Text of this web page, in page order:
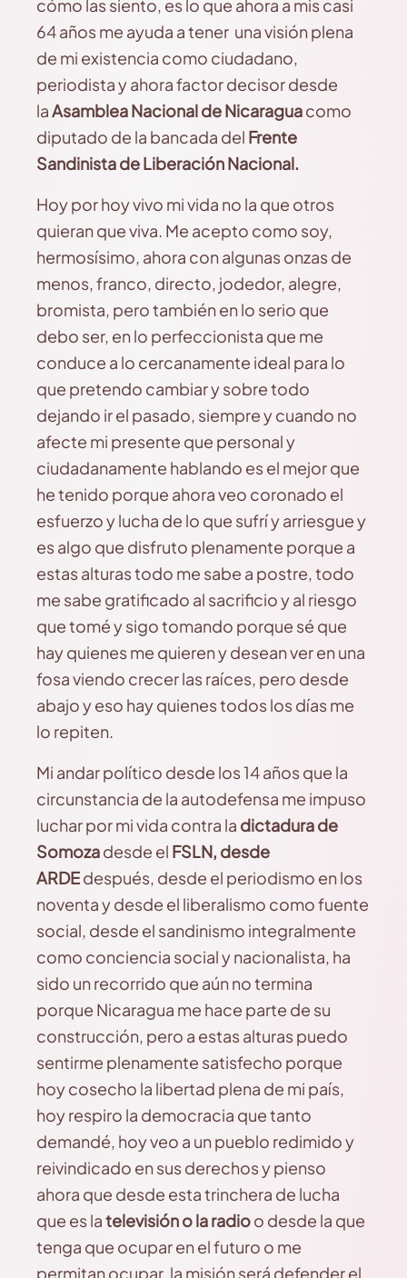
cómo las siento, es lo que ahora a mis casi
64 años me ayuda a tener una visión plena
de mi existencia como ciudadano,
periodista y ahora factor decisor desde
laAsamblea Nacional de Nicaraguacomo
diputado de la bancada del Frente
Sandinista de Liberación Nacional.
Hoy por hoy vivo mi vida no la que otros
quieran que viva. Me acepto como soy,
hermosísimo, ahora con algunas onzas de
menos, franco, directo, jodedor, alegre,
bromista, pero también en lo serio que
debo ser, en lo perfeccionista que me
conduce a lo cercanamente ideal para lo
que pretendo cambiar y sobre todo
dejando ir el pasado, siempre y cuando no
afecte mi presente que personal y
ciudadanamente hablando es el mejor que
he tenido porque ahora veo coronado el
esfuerzo y lucha de lo que sufrí y arriesgue y
es algo que disfruto plenamente porque a
estas alturas todo me sabe a postre, todo
me sabe gratificado al sacrificio y al riesgo
que tomé y sigo tomando porque sé que
hay quienes me quieren y desean ver en una
fosa viendo crecer las raíces, pero desde
abajo y eso hay quienes todos los días me
lo repiten.
Mi andar político desde los 14 años que la
circunstancia de la autodefensa me impuso
luchar por mi vida contra la dictadura de
Somozadesde el FSLN, desde
ARDEdespués, desde el periodismo en los
noventa y desde el liberalismo como fuente
social, desde el sandinismo integralmente
como conciencia social y nacionalista, ha
sido un recorrido que aún no termina
porque Nicaragua me hace parte de su
construcción, pero a estas alturas puedo
sentirme plenamente satisfecho porque
hoy cosecho la libertad plena de mi país,
hoy respiro la democracia que tanto
demandé, hoy veo a un pueblo redimido y
reivindicado en sus derechos y pienso
ahora que desde esta trinchera de lucha
que es latelevisión o la radioo desde la que
tenga que ocupar en el futuro o me
permitan ocupar, la misión será defender el